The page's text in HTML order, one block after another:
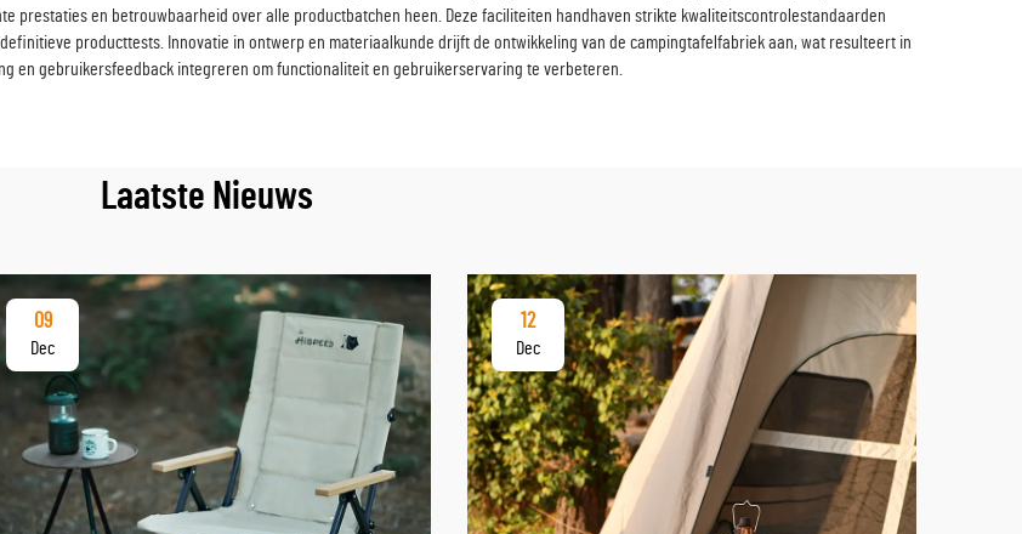
prestaties en betrouwbaarheid over alle productbatchen heen. Deze faciliteiten handhaven strikte kwaliteitscontrolestandaarden
producttests. Innovatie in ontwerp en materiaalkunde drijft de ontwikkeling van de campingtafelfabriek aan, wat resulteert in
en gebruikersfeedback integreren om functionaliteit en gebruikerservaring te verbeteren.
Laatste Nieuws
09
Dec
12
Dec